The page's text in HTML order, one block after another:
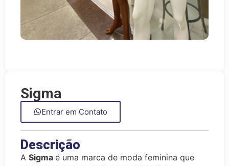
Sigma
Entrar em Contato
Descrição
A Sigma é uma marca de moda feminina que